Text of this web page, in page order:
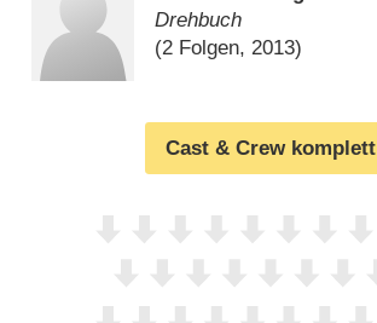
Drehbuch
(2 Folgen, 2013)
Cast & Crew komplett